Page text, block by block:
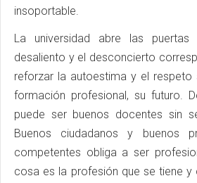
insoportable.
La universidad abre las
desaliento y el desconcierto
reforzar la autoestima y el respeto
formación profesional, su futuro.
puede ser buenos docentes sin
Buenos ciudadanos y buenos
competentes obliga a ser
cosa es la profesión que se tiene y